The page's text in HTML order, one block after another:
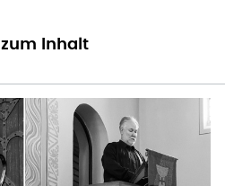
zum Inhalt